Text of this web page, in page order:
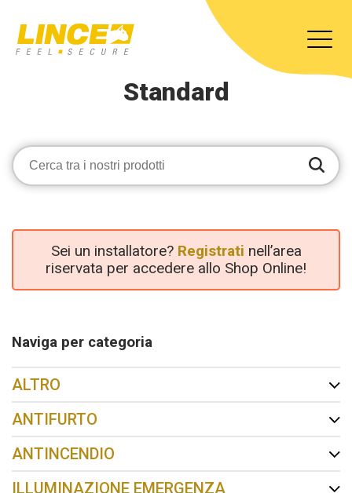
Standard
Sei un installatore? Registrati nell’area
riservata per accedere allo Shop Online!
Naviga per categoria
ALTRO
ANTIFURTO
ANTINCENDIO
ILLUMINAZIONE EMERGENZA